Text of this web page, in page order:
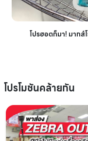
โปรฮอตก็มา! มากส์
โปรโมชันคล้ายกัน